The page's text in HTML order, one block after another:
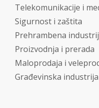
Telekomunikacije i
Sigurnost i zaštita
Prehrambena
Proizvodnja i prerada
Maloprodaja i
Građevinska industrija